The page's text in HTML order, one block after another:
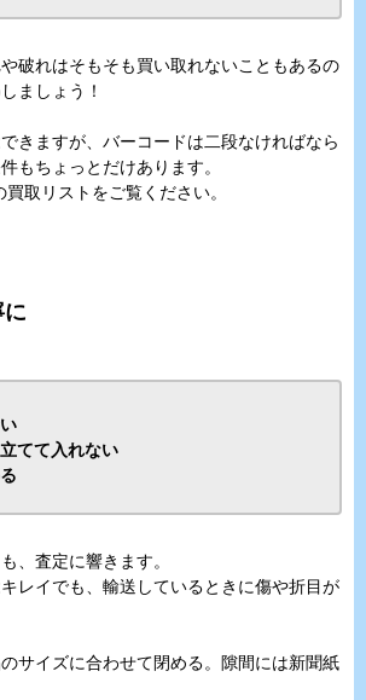
破れはそもそも買い取れないこともあるの
ましょう！
きますが、バーコードは二段なければなら
もちょっとだけあります。
取リストをご覧ください。
てて入れない
、査定に響きます。
レイでも、輸送しているときに傷や折目が
サイズに合わせて閉める。隙間には新聞紙